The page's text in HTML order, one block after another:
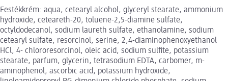
Festékkrém: aqua, cetearyl alcohol, glyceryl stearate, ammonium
hydroxide, ceteareth-20, toluene-2,5-diamine sulfate,
octyldodecanol, sodium laureth sulfate, ethanolamine, sodium
cetearyl sulfate, resorcinol, serine, 2,4-diaminophenoxyethanol
HCl, 4- chlororesorcinol, oleic acid, sodium sulfite, potassium
stearate, parfum, glycerin, tetrasodium EDTA, carbomer, m-
aminophenol, ascorbic acid, potassium hydroxide,